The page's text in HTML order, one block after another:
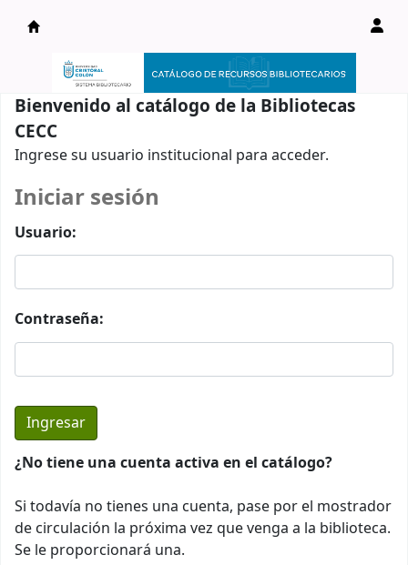
Catálogo en línea
Bienvenido al catálogo de la Bibliotecas
CECC
Ingrese su usuario institucional para acceder.
Iniciar sesión
Usuario:
Contraseña:
¿No tiene una cuenta activa en el catálogo?
Si todavía no tienes una cuenta, pase por el mostrador
de circulación la próxima vez que venga a la biblioteca.
Se le proporcionará una.